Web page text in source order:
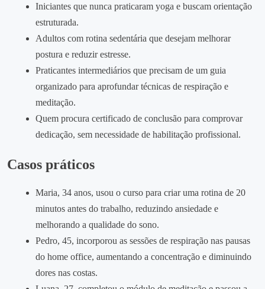
Iniciantes que nunca praticaram yoga e buscam orientação
estruturada.
Adultos com rotina sedentária que desejam melhorar
postura e reduzir estresse.
Praticantes intermediários que precisam de um guia
organizado para aprofundar técnicas de respiração e
meditação.
Quem procura certificado de conclusão para comprovar
dedicação, sem necessidade de habilitação profissional.
Casos práticos
Maria, 34 anos, usou o curso para criar uma rotina de 20
minutos antes do trabalho, reduzindo ansiedade e
melhorando a qualidade do sono.
Pedro, 45, incorporou as sessões de respiração nas pausas
do home office, aumentando a concentração e diminuindo
dores nas costas.